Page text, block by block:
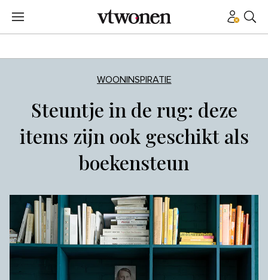
WOONINSPIRATIE
Steuntje in de rug: deze
items zijn ook geschikt als
boekensteun